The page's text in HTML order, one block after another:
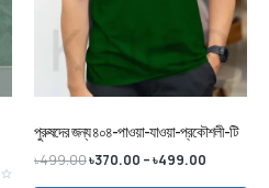
পুরুষদের জন্য ৪০৪-পাওয়া-যাওয়া-প্রকৌশলী-টি
৳499.00৳370.00 –৳499.00